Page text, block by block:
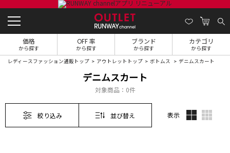
価格
から探す
OFF 率
から探す
ブランド
から探す
カテゴリ
から探す
レディースファッション通販トップ アウトレットトップ ボトムス デニムスカート
デニムスカート
対象商品： 0件
絞り込み 並び替え 表示